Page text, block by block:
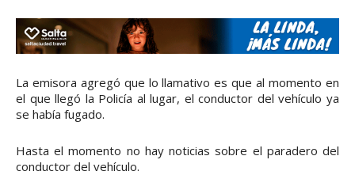
La emisora agregó que lo llamativo es que al momento en
el que llegó la Policía al lugar, el conductor del vehículo ya
se había fugado.
Hasta el momento no hay noticias sobre el paradero del
conductor del vehículo.